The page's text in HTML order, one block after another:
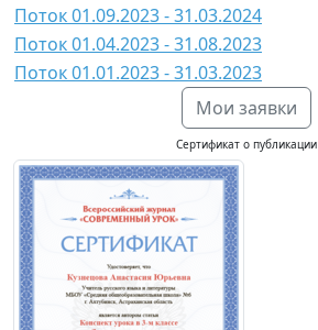
Поток 01.09.2023 - 31.03.2024
Поток 01.04.2023 - 31.08.2023
Поток 01.01.2023 - 31.03.2023
Мои заявки
Сертификат о публикации